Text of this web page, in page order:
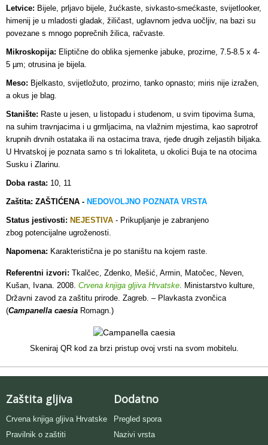
Letvice: Bijele, prljavo bijele, žućkaste, sivkasto-smećkaste, svijetlooker,
himenij je u mladosti gladak, žiličast, uglavnom jedva uočljiv, na bazi su
povezane s mnogo poprečnih žilica, račvaste.
Mikroskopija: Eliptične do oblika sjemenke jabuke, prozirne, 7.5-8.5 x 4-
5 µm; otrusina je bijela.
Meso: Bjelkasto, svijetložuto, prozirno, tanko opnasto; miris nije izražen,
a okus je blag.
Stanište: Raste u jesen, u listopadu i studenom, u svim tipovima šuma,
na suhim travnjacima i u grmljacima, na vlažnim mjestima, kao saprotrof
krupnih drvnih ostataka ili na ostacima trava, rjeđe drugih zeljastih biljaka.
U Hrvatskoj je poznata samo s tri lokaliteta, u okolici Buja te na otocima
Susku i Zlarinu.
Doba rasta: 10, 11
Zaštita: ZAŠTIĆENA - NEDOVOLJNO POZNATA VRSTA
Status jestivosti: NEJESTIVA - Prikupljanje je zabranjeno
zbog potencijalne ugroženosti
Napomena: Karakteristična je po staništu na kojem raste.
Referentni izvori: Tkalčec, Zdenko, Mešić, Armin, Matočec, Neven,
Kušan, Ivana. 2008. Crvena knjiga gljiva Hrvatske. Ministarstvo kulture,
Državni zavod za zaštitu prirode. Zagreb. – Plavkasta zvončica
(Campanella caesia Romagn.)
Skeniraj QR kod za brzi pristup ovoj vrsti na svom mobitelu.
Zaštita gljiva
Crvena knjiga gljiva Hrvatske
Pravilnik o zaštiti
Dodatno
Pregled spora
Nazivi vrsta